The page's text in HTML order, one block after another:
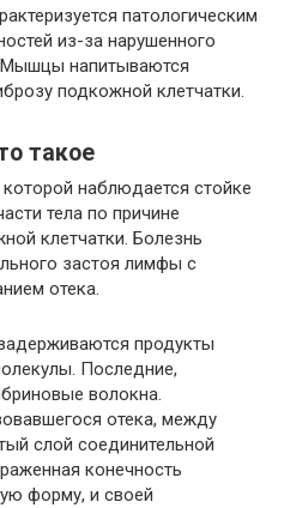
патологическим
из-за нарушенного
Мышцы напитываются
подкожной клетчатки.
такое
наблюдается стойке
тела по причине
клетчатки. Болезнь
застоя лимфы с
отека.
продукты
Последние,
волокна.
отека, между
слой соединительной
конечность
форму, и своей